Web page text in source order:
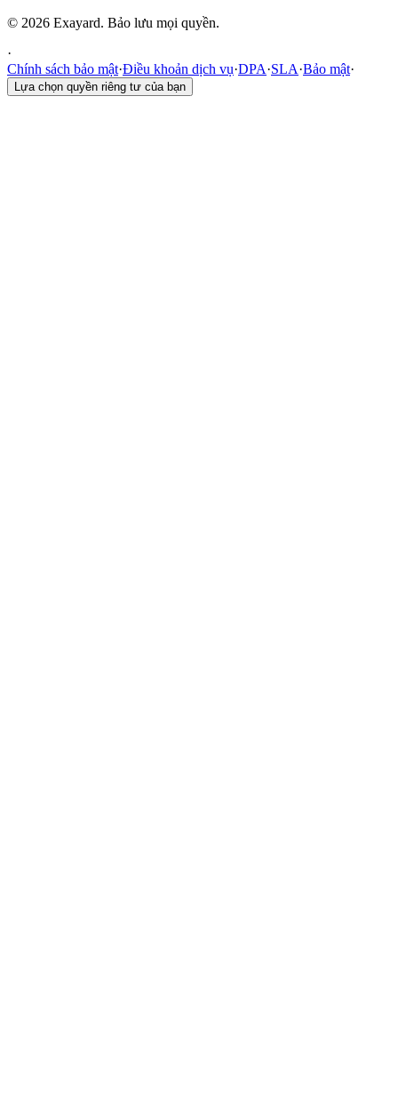
© 2026 Exayard. Bảo lưu mọi quyền.
·
Chính sách bảo mật·Điều khoản dịch vụ·DPA·SLA·Bảo mật·
Lựa chọn quyền riêng tư của bạn